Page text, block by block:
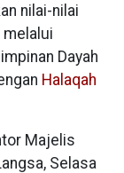
nilai-nilai
Dayah
Halaqah
Majelis
Selasa